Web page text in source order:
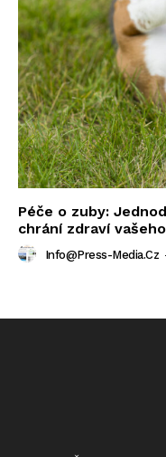
Péče o zuby:
chrání zdraví
Info@press-Media.cz